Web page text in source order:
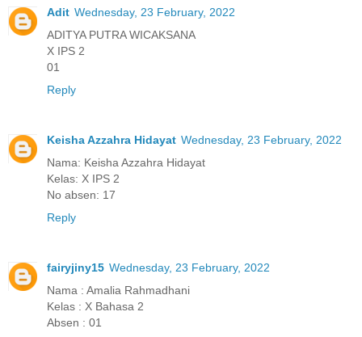
Adit Wednesday, 23 February, 2022
ADITYA PUTRA WICAKSANA
X IPS 2
01
Reply
Keisha Azzahra Hidayat Wednesday, 23 February, 2022
Nama: Keisha Azzahra Hidayat
Kelas: X IPS 2
No absen: 17
Reply
fairyjiny15 Wednesday, 23 February, 2022
Nama : Amalia Rahmadhani
Kelas : X Bahasa 2
Absen : 01